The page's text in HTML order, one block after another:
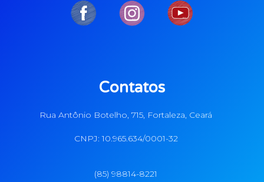
Contatos
Rua Antônio Botelho, 715, Fortaleza, Ceará
CNPJ: 10.965.634/0001-32
(85) 98814-8221